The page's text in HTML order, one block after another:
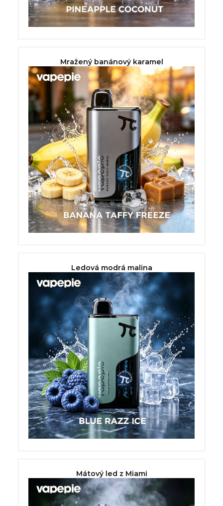
Mražený banánový karamel
Ledová modrá malina
Mátový led z Miami